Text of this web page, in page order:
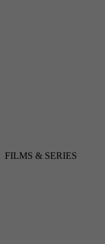
FILMS & SERIES